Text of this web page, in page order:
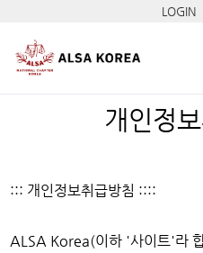
LOGIN
개인정
::: 개인정보취급방침 ::::
ALSA Korea(이하 '사이트'라